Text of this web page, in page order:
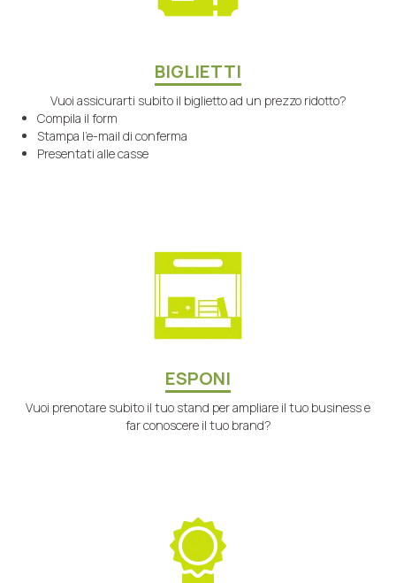
BIGLIETTI
Vuoi assicurarti subito il biglietto ad un prezzo ridotto?
Compila il form
Stampa l’e-mail di conferma
Presentati alle casse
ESPONI
Vuoi prenotare subito il tuo stand per ampliare il tuo business e
far conoscere il tuo brand?